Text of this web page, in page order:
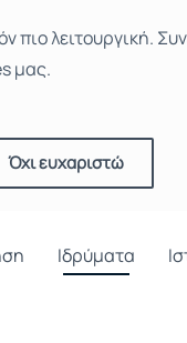
λειτουργική.
μας.
Όχι ευχαριστώ
Ιδρύματα